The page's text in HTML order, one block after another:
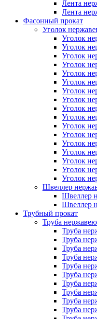
Лента
Лента
Фасонный прокат
Уголок
Уголок
Уголок
Уголок
Уголок
Уголок
Уголок
Уголок
Уголок
Уголок
Уголок
Уголок
Уголок
Уголок
Уголок
Уголок
Уголок
Уголок
Швеллер
Швеллер
Швеллер
Трубный прокат
Труба
Труба
Труба
Труба
Труба
Труба
Труба
Труба
Труба
Труба
Труба